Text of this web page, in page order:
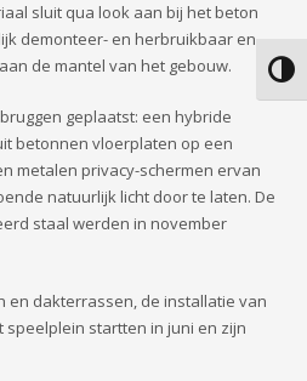
sluit qua look aan bij het beton
demonteer- en herbruikbaar en
de mantel van het gebouw.
geplaatst: een hybride
betonnen vloerplaten op een
metalen privacy-schermen ervan
natuurlijk licht door te laten. De
staal werden in november
en dakterrassen, de installatie van
startten in juni en zijn